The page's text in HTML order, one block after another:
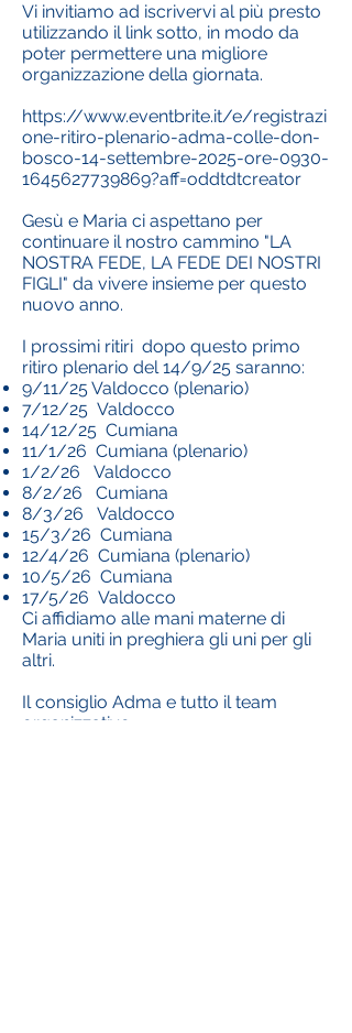
Vi invitiamo ad iscrivervi al più presto
utilizzando il link sotto, in modo da
poter permettere una migliore
organizzazione della giornata.
https://www.eventbrite.it/e/registrazi
one-ritiro-plenario-adma-colle-don-
bosco-14-settembre-2025-ore-0930-
1645627739869?aff=oddtdtcreator
Gesù e Maria ci aspettano per
continuare il nostro cammino "LA
NOSTRA FEDE, LA FEDE DEI NOSTRI
FIGLI" da vivere insieme per questo
nuovo anno.
I prossimi ritiri dopo questo primo
ritiro plenario del 14/9/25 saranno:
9/11/25 Valdocco (plenario)
7/12/25 Valdocco
14/12/25 Cumiana
11/1/26 Cumiana (plenario)
1/2/26 Valdocco
8/2/26 Cumiana
8/3/26 Valdocco
15/3/26 Cumiana
12/4/26 Cumiana (plenario)
10/5/26 Cumiana
17/5/26 Valdocco
Ci affidiamo alle mani materne di
Maria uniti in preghiera gli uni per gli
altri.
Il consiglio Adma e tutto il team
organizzativo